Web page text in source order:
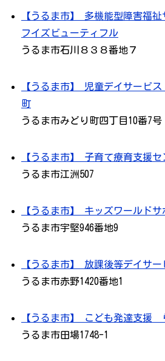
【うるま市】 多機能型障害福
フイズビューティフル
うるま市石川８３８番地７
【うるま市】 児童デイサービ
町
うるま市みどり町四丁目10番7号
【うるま市】 子育て療育支援
うるま市江洲507
【うるま市】 キッズワールドサ
うるま市宇堅946番地9
【うるま市】 放課後等デイサ
うるま市赤野1420番地1
【うるま市】 こども発達支援
うるま市田場1748-1